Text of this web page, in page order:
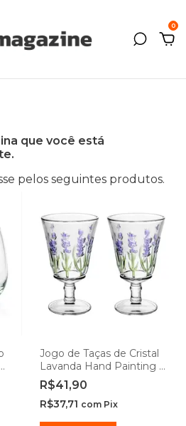
0
que você está
pelos seguintes produtos.
Jogo de Taças de Cristal
Lavanda Hand Painting -
Lyor
R$41,90
R$37,71 com Pix